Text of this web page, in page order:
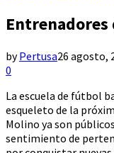
Entrenadores
byPertusa26 agosto,
0
La escuela de fútbol
esqueleto de la
Molino ya son
sentimiento de